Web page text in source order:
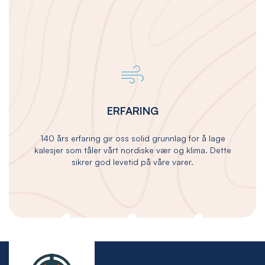
ERFARING
140 års erfaring gir oss solid grunnlag for å lage
kalesjer som tåler vårt nordiske vær og klima. Dette
sikrer god levetid på våre varer.